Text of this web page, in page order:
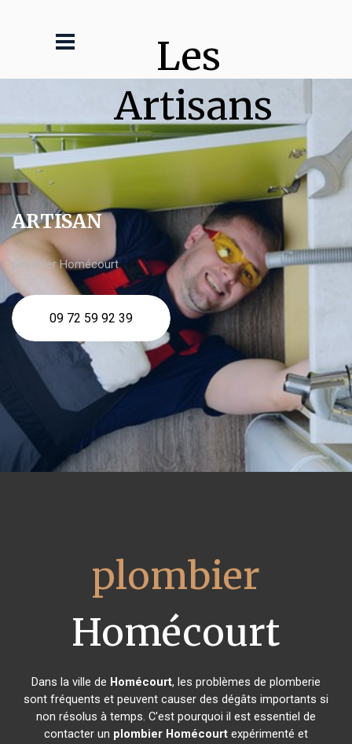
Les
Artisans
ARTISAN
plombier Homécourt
09 72 59 92 39
plombier
Homécourt
Dans la ville de Homécourt, les problèmes de plomberie
sont fréquents et peuvent causer des dégâts importants si
non résolus à temps. C'est pourquoi il est essentiel de
contacter un plombier Homécourtexpérimenté et